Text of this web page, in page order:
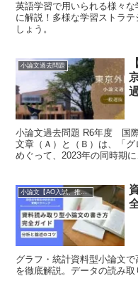
英語学習で用いられる様々
に解説！多様な学習ストラ
しょう。
小論文過去問題
小論文過去問題 R6年度 国
文章（Ａ）と（Ｂ）は、「
めぐって、2023年の同時期
小論文【AO入試、推薦入試、一般入試、就職試験、医学部編入試験対応】
グラフ・統計資料型小論文
を徹底解説。データの読み取